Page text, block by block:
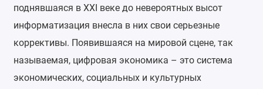
поднявшаяся в XXI веке до невероятных высот
информатизация внесла в них свои серьезные
коррективы. Появившаяся на мировой сцене, так
называемая, цифровая экономика – это система
экономических, социальных и культурных